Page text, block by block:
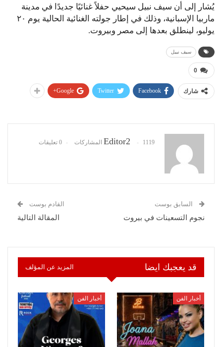
يُشار إلى أن سيف نبيل سيحيي حفلاً غنائيًا جديدًا في مدينة
ماربيا الإسبانية، وذلك في إطار جولته الغنائية الحالية يوم ٢٠
يوليو، لينطلق بعدها إلى مصر وبيروت.
سيف نبيل
0
شارك Facebook
Twitter
Google+
Editor2 1119 المشاركات 0 تعليقات
السابق بوست
نجوم التسعينات في بيروت
القادم بوست
المقالة التالية
قد يعجبك ايضا المزيد عن المؤلف
أخبار الفن أخبار الفن